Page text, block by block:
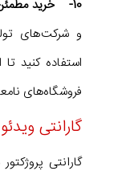
10- خرید مطمئن:
و شرکت‌های
استفاده کنید
فروشگاه‌های
گارانتی
گارانتی